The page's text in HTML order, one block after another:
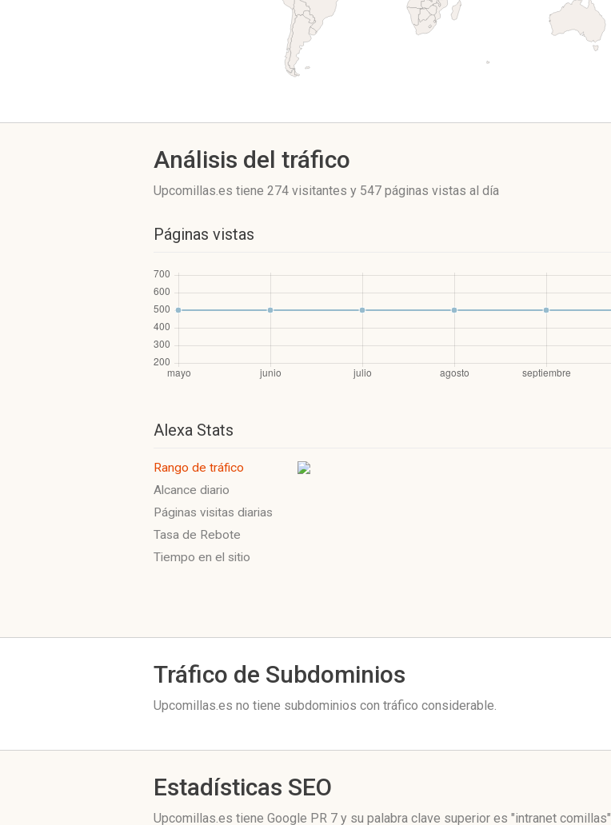
Análisis del tráfico
Upcomillas.es tiene 274 visitantes y 547 páginas vistas al día
Páginas vistas
Alexa Stats
Rango de tráfico
Alcance diario
Páginas visitas diarias
Tasa de Rebote
Tiempo en el sitio
Tráfico de Subdominios
Upcomillas.es no tiene subdominios con tráfico considerable.
Estadísticas SEO
Upcomillas.es tiene Google PR 7 y su palabra clave superior es "intranet comillas"